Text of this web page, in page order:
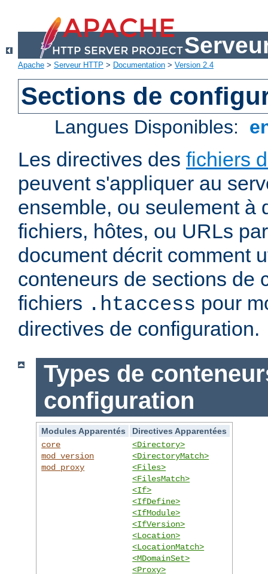
Apache > Serveur HTTP > Documentation > Version 2.4
Sections de
Langues Disponibles:
Les directives des fichiers
peuvent s'appliquer au
ensemble, ou seulement à
fichiers, hôtes, ou URLs
document décrit comment
conteneurs de sections de
fichiers .htaccess pour
directives de configuration.
Types de
configuration
Modules Apparentés
Directives Apparentées
core
mod_version
mod_proxy
<Directory>
<DirectoryMatch>
<Files>
<FilesMatch>
<If>
<IfDefine>
<IfModule>
<IfVersion>
<Location>
<LocationMatch>
<MDomainSet>
<Proxy>